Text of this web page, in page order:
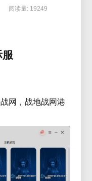
阅读量: 19249
服
网，战地战网港